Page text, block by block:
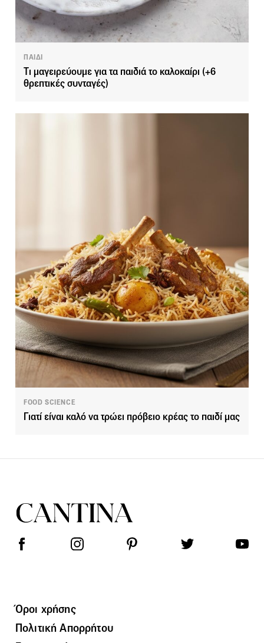
ΠΑΙΔΙ
Tι μαγειρεύουμε για τα παιδιά το καλοκαίρι (+6
θρεπτικές συνταγές)
FOOD SCIENCE
Γιατί είναι καλό να τρώει πρόβειο κρέας το παιδί μας
Όροι χρήσης
Πολιτική Απορρήτου